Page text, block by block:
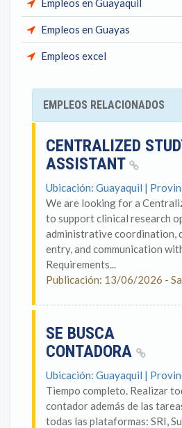
Empleos en Guayaquil
Empleos en Guayas
Empleos excel
EMPLEOS RELACIONADOS
CENTRALIZED
ASSISTANT
Ubicación: Guayaquil |
We are looking for a
to support clinical research
administrative coordination,
entry, and communication
Requirements...
Publicación: 13/06/2026 -
SE BUSCA
CONTADORA
Ubicación: Guayaquil |
Tiempo completo. Realizar
contador además de las
todas las plataformas: SRI,